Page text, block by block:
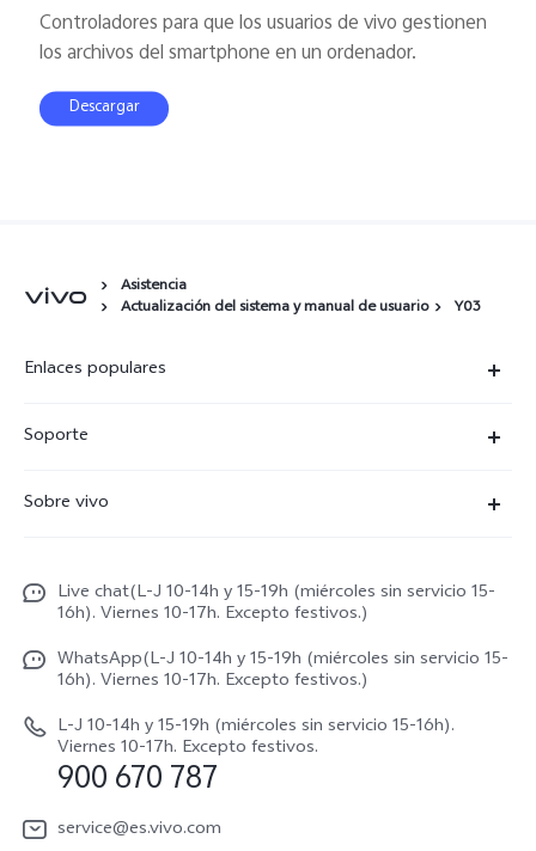
Controladores para que los usuarios de vivo gestionen
los archivos del smartphone en un ordenador.
Descargar
Asistencia
Actualización del sistema y manual de usuario
Y03
Enlaces populares
X300
V70 5G
V70 FE
V70 Lite 5G
Y31 5G
Soporte
Autenticación de IMEI
Gestión de reparaciones
Manual de usuario
Actualización de sistema
Actualizar registro
Instrucciones de Garantía
Sobre vivo
Netiqueta vivo
Avisos legales
Acerca de nosotros
Sostenibilidad
Centro de privacidad de vivo
Live chat(L-J 10-14h y 15-19h (miércoles sin servicio 15-
16h). Viernes 10-17h. Excepto festivos.)
WhatsApp(L-J 10-14h y 15-19h (miércoles sin servicio 15-
16h). Viernes 10-17h. Excepto festivos.)
L-J 10-14h y 15-19h (miércoles sin servicio 15-16h).
Viernes 10-17h. Excepto festivos.
900 670 787
service@es.vivo.com